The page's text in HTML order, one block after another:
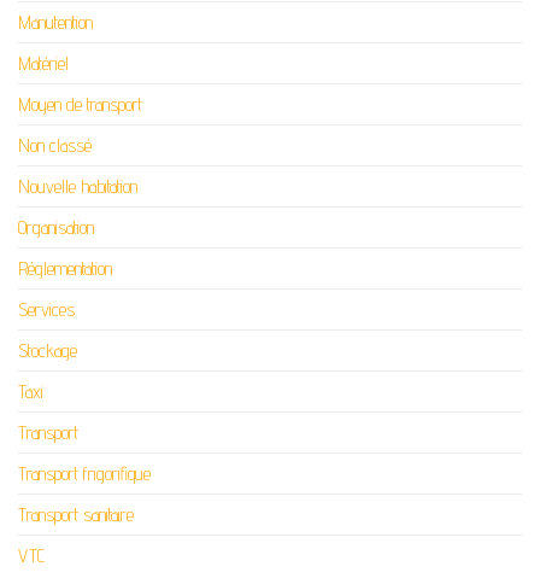
Manutention
Matériel
Moyen de transport
Non classé
Nouvelle habitation
Organisation
Réglementation
Services
Stockage
Taxi
Transport
Transport frigorifique
Transport sanitaire
VTC